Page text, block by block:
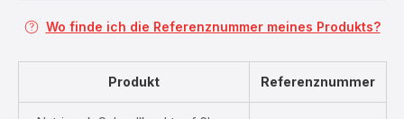
Wo finde ich die Referenznummer meines Produkts?
Produkt Referenznummer